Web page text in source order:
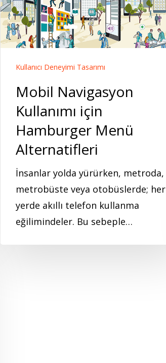
için
Hamburger
Menü
Alternatifleri
Kullanıcı Deneyimi Tasarımı
Mobil Navigasyon
Kullanımı için
Hamburger Menü
Alternatifleri
İnsanlar yolda yürürken, metroda,
metrobüste veya otobüslerde; her
yerde akıllı telefon kullanma
eğilimindeler. Bu sebeple…